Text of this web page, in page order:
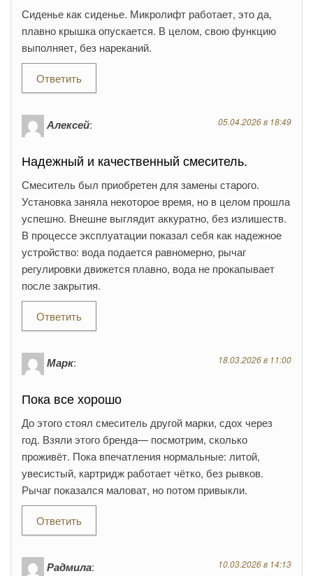
Сиденье как сиденье. Микролифт работает, это да,
плавно крышка опускается. В целом, свою функцию
выполняет, без нареканий.
Ответить
Алексей: 05.04.2026 в 18:49
Надежный и качественный смеситель.
Смеситель был приобретен для замены старого.
Установка заняла некоторое время, но в целом прошла
успешно. Внешне выглядит аккуратно, без излишеств.
В процессе эксплуатации показал себя как надежное
устройство: вода подается равномерно, рычаг
регулировки движется плавно, вода не прокапывает
после закрытия.
Ответить
Марк: 18.03.2026 в 11:00
Пока все хорошо
До этого стоял смеситель другой марки, сдох через
год. Взяли этого бренда— посмотрим, сколько
проживёт. Пока впечатления нормальные: литой,
увесистый, картридж работает чётко, без рывков.
Рычаг показался маловат, но потом привыкли.
Ответить
Радмила: 10.03.2026 в 14:13